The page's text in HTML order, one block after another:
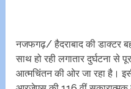
नजफगढ़/ हैदराबाद की डाक्टर
साथ हो रही लगातार दुर्घटना
आत्मचिंतन की ओर जा रहा है।